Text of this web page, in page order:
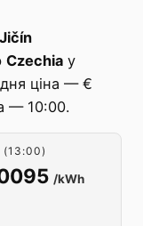
Czechia у
ціна — €
— 10:00.
/kWh